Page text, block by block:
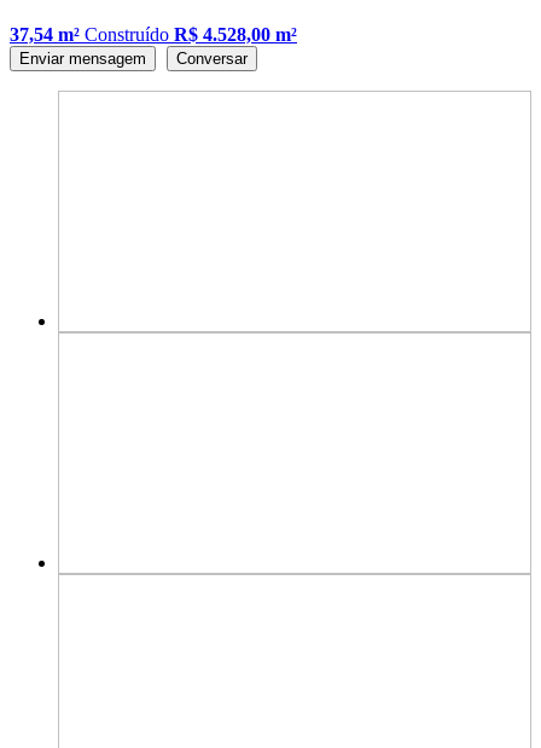
37,54 m² Construído R$ 4.528,00 m²
Enviar mensagem Conversar